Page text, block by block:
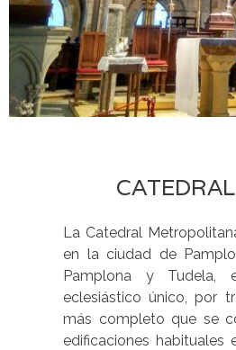
La Catedral
en la ciudad de
Pamplona y Tudela,
eclesiástico único, por
más completo que se
edificaciones habituales